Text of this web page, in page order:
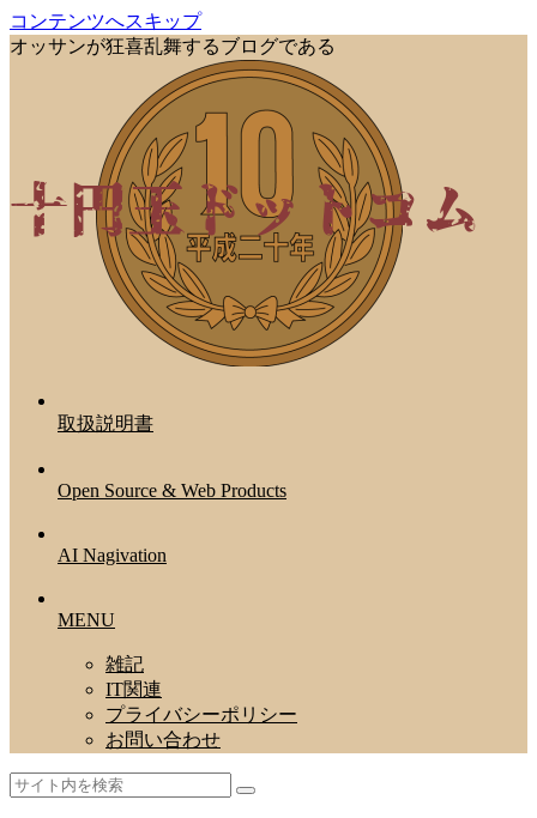
コンテンツへスキップ
オッサンが狂喜乱舞するブログである
取扱説明書
Open Source & Web Products
AI Nagivation
MENU
雑記
IT関連
プライバシーポリシー
お問い合わせ